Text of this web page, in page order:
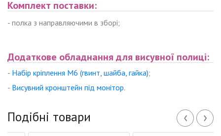
Комплект поставки:
- полка з направляючими в зборі;
Додаткове обладнання для висувної полиці:
- Набір кріплення М6 (гвинт, шайба, гайка);
- Висувний кронштейн під монітор.
Подібні товари ‹ ›